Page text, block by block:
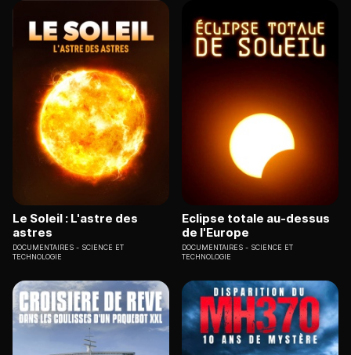
Le Soleil : L'astre des
astres
DOCUMENTAIRES
SCIENCE ET
TECHNOLOGIE
Eclipse totale au-dessus
de l'Europe
DOCUMENTAIRES
SCIENCE ET
TECHNOLOGIE